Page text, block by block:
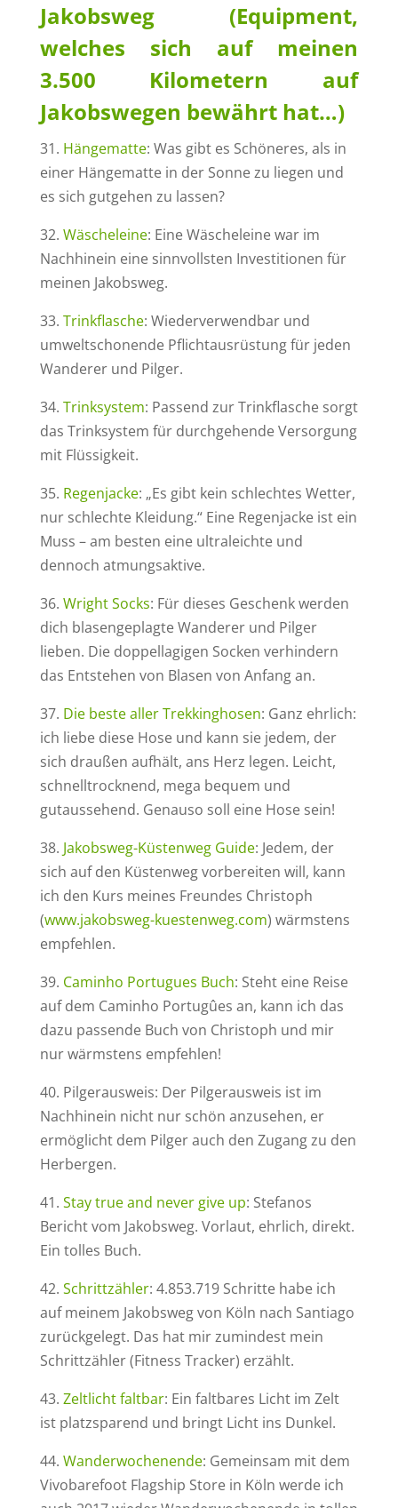
Jakobsweg (Equipment,
welches sich auf meinen
3.500 Kilometern auf
Jakobswegen bewährt hat…)
31. Hängematte: Was gibt es Schöneres, als in
einer Hängematte in der Sonne zu liegen und
es sich gutgehen zu lassen?
32. Wäscheleine: Eine Wäscheleine war im
Nachhinein eine sinnvollsten Investitionen für
meinen Jakobsweg.
33. Trinkflasche: Wiederverwendbar und
umweltschonende Pflichtausrüstung für jeden
Wanderer und Pilger.
34. Trinksystem: Passend zur Trinkflasche sorgt
das Trinksystem für durchgehende Versorgung
mit Flüssigkeit.
35. Regenjacke: „Es gibt kein schlechtes Wetter,
nur schlechte Kleidung.“ Eine Regenjacke ist ein
Muss – am besten eine ultraleichte und
dennoch atmungsaktive.
36. Wright Socks: Für dieses Geschenk werden
dich blasengeplagte Wanderer und Pilger
lieben. Die doppellagigen Socken verhindern
das Entstehen von Blasen von Anfang an.
37. Die beste aller Trekkinghosen: Ganz ehrlich:
ich liebe diese Hose und kann sie jedem, der
sich draußen aufhält, ans Herz legen. Leicht,
schnelltrocknend, mega bequem und
gutaussehend. Genauso soll eine Hose sein!
38. Jakobsweg-Küstenweg Guide: Jedem, der
sich auf den Küstenweg vorbereiten will, kann
ich den Kurs meines Freundes Christoph
(www.jakobsweg-kuestenweg.com) wärmstens
empfehlen.
39. Caminho Portugues Buch: Steht eine Reise
auf dem Caminho Portugûes an, kann ich das
dazu passende Buch von Christoph und mir
nur wärmstens empfehlen!
40. Pilgerausweis: Der Pilgerausweis ist im
Nachhinein nicht nur schön anzusehen, er
ermöglicht dem Pilger auch den Zugang zu den
Herbergen.
41. Stay true and never give up: Stefanos
Bericht vom Jakobsweg. Vorlaut, ehrlich, direkt.
Ein tolles Buch.
42. Schrittzähler: 4.853.719 Schritte habe ich
auf meinem Jakobsweg von Köln nach Santiago
zurückgelegt. Das hat mir zumindest mein
Schrittzähler (Fitness Tracker) erzählt.
43. Zeltlicht faltbar: Ein faltbares Licht im Zelt
ist platzsparend und bringt Licht ins Dunkel.
44. Wanderwochenende: Gemeinsam mit dem
Vivobarefoot Flagship Store in Köln werde ich